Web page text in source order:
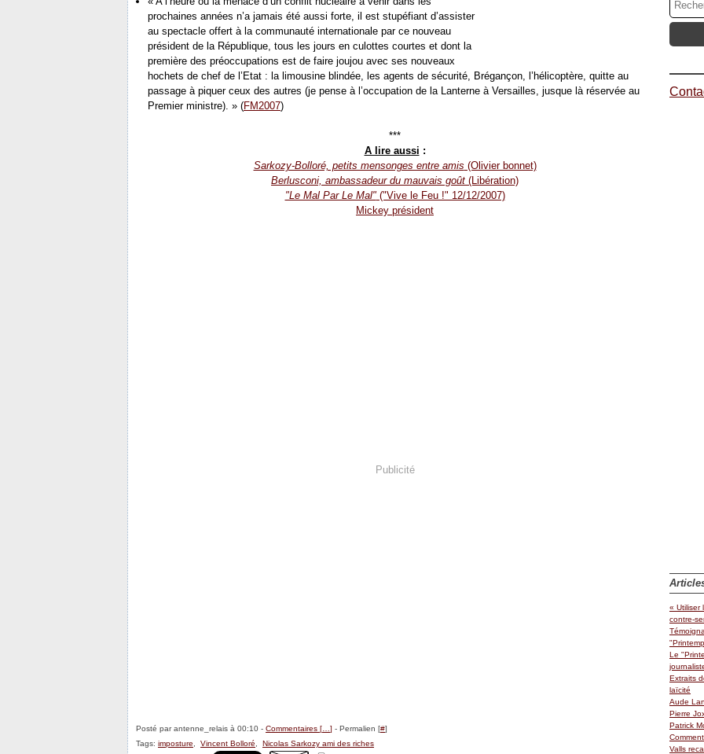
prochaines années n’a jamais été aussi forte, il est stupéfiant d’assister
au spectacle offert à la communauté internationale par ce nouveau
président de la République, tous les jours en culottes courtes et dont la
première des préoccupations est de faire joujou avec ses nouveaux
hochets de chef de l’Etat : la limousine blindée, les agents de sécurité, Brégançon, l’hélicoptère, quitte au
passage à piquer ceux des autres (je pense à l’occupation de la Lanterne à Versailles, jusque là réservée au
Premier ministre). » (FM2007)
***
A lire aussi :
Sarkozy-Bolloré, petits mensonges entre amis (Olivier bonnet)
Berlusconi, ambassadeur du mauvais goût (Libération)
"Le Mal Par Le Mal"("Vive le Feu !" 12/12/2007)
Mickey président
Publicité
Posté par antenne_relais à 00:10 - Commentaires [ ] - Permalien [#]
Tags: imposture Vincent Bolloré Nicolas Sarkozy ami des riches
« Utiliser
contre-
Le
Extraits
laïcité
Aude
Pierre
Patrick
Valls